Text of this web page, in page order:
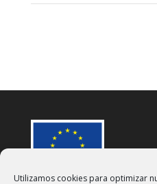
Utilizamos cookies para optimizar